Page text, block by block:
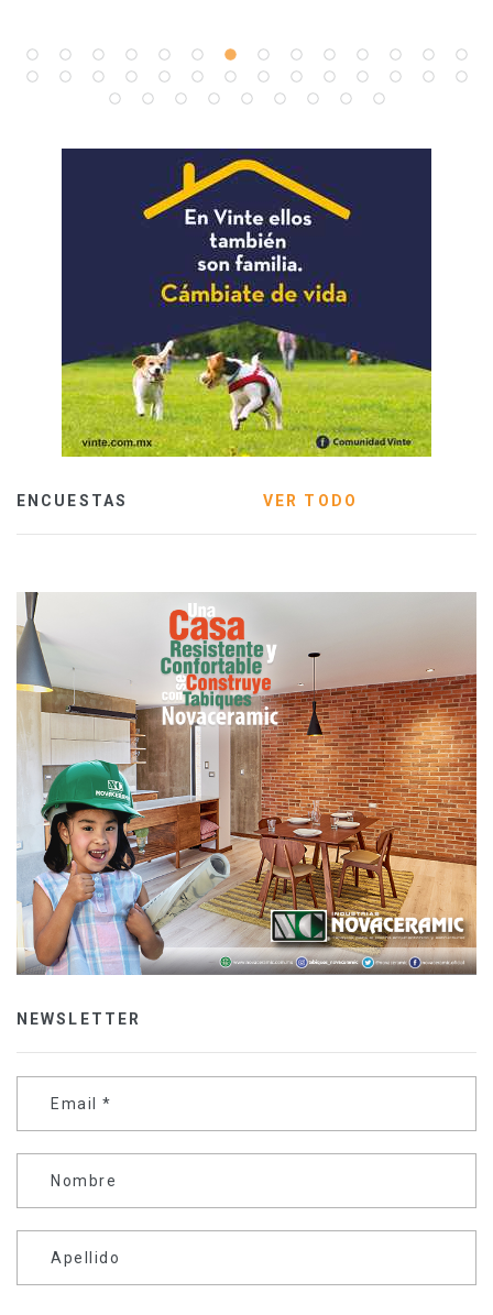
ENCUESTAS VER TODO
NEWSLETTER
Email *
Nombre
Apellido